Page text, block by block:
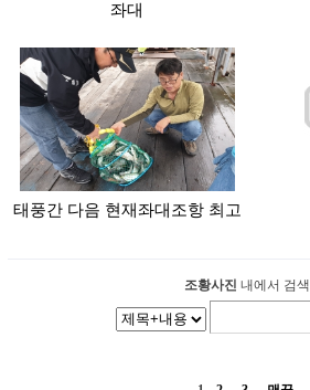
좌대
태풍간 다음 현재좌대조항 최고
조황사진 내에서 검색